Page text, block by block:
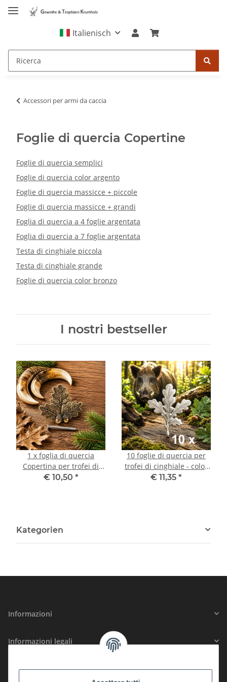
Italienisch
Accessori per armi da caccia
Foglie di quercia Copertine
Foglie di quercia semplici
Foglie di quercia color argento
Foglie di quercia massicce + piccole
Foglie di quercia massicce + grandi
Foglia di quercia a 4 foglie argentata
Foglia di quercia a 7 foglie argentata
Testa di cinghiale piccola
Testa di cinghiale grande
Foglie di quercia color bronzo
I nostri bestseller
1 x foglia di quercia
Copertina per trofei di
caccia al cinghiale
€ 10,50 *
10 foglie di quercia per
trofei di cinghiale - color
argento - Decorazione
€ 11,35 *
Kategorien
Informazioni
Informazioni legali
SICUREZZA CERTIFICATA